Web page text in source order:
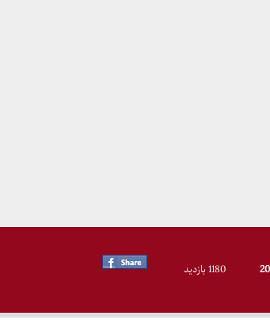
1180 بازدید